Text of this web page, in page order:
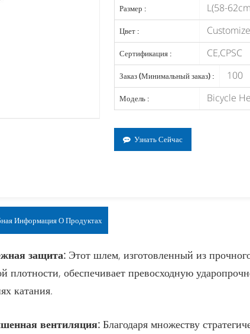
Размер : L(58-
Цвет :
Сертификация : CE,CPSC
Заказ (Минимальный заказ) : 100
Модель : Bicycle
Узнать Сейчас
Информация О Продуктах
защита:Этот шлем, изготовленный из
плотности, обеспечивает превосходную
катания.
вентиляция:Благодаря множеству